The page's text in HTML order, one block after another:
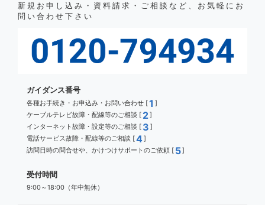
新規お申し込み・資料請求・ご相談など、お気軽にお
問い合わせ下さい
ガイダンス番号
各種お手続き・お申込み・お問い合わせ [1 ]
ケーブルテレビ故障・配線等のご相談 [ 2]
インターネット故障・設定等のご相談 [ 3 ]
電話サービス故障・配線等のご相談 [4]
訪問日時の問合せや、かけつけサポートのご依頼 [ 5]
受付時間
9:00～18:00（年中無休）